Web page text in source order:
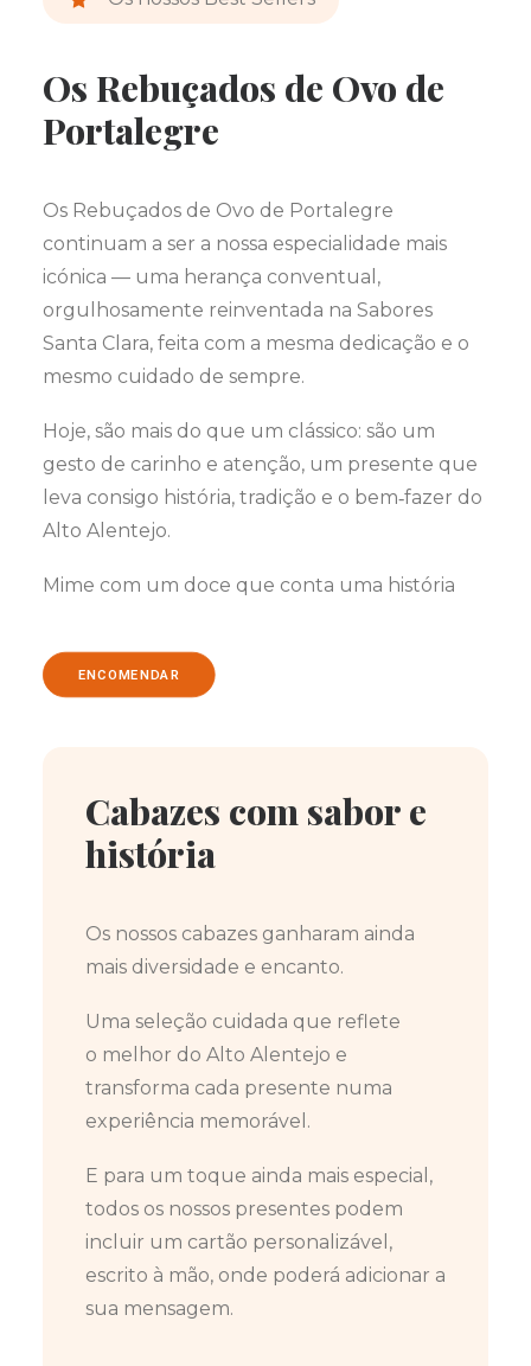
Os Rebuçados de Ovo de
Portalegre
Os Rebuçados de Ovo de Portalegre
continuam a ser a nossa especialidade mais
icónica — uma herança conventual,
orgulhosamente reinventada na Sabores
Santa Clara, feita com a mesma dedicação e o
mesmo cuidado de sempre.
Hoje, são mais do que um clássico: são um
gesto de carinho e atenção, um presente que
leva consigo história, tradição e o bem‑fazer do
Alto Alentejo.
Mime com um doce que conta uma história
ENCOMENDAR
Cabazes com sabor e
história
Os nossos cabazes ganharam ainda
mais diversidade e encanto.
Uma seleção cuidada que reflete
o melhor do Alto Alentejo e
transforma cada presente numa
experiência memorável.
E para um toque ainda mais especial,
todos os nossos presentes podem
incluir um cartão personalizável,
escrito à mão, onde poderá adicionar a
sua mensagem.